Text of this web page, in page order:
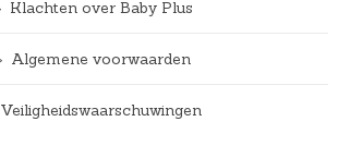
Klachten over Baby Plus
Algemene voorwaarden
Veiligheidswaarschuwingen